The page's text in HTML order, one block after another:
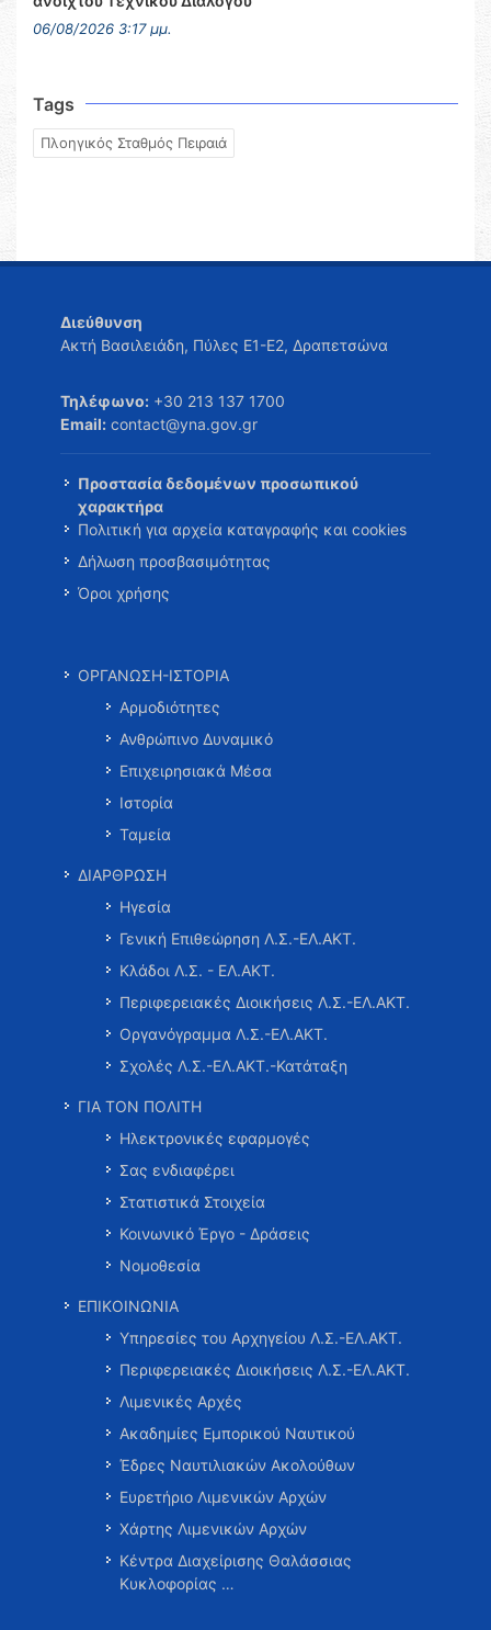
06/08/2026 3:17 μμ.
Tags
Πλοηγικός Σταθμός Πειραιά
Διεύθυνση
Ακτή Βασιλειάδη, Πύλες Ε1-Ε2, Δραπετσώνα
Τηλέφωνο: +30 213 137 1700
Email: contact@yna.gov.gr
Προστασία δεδομένων προσωπικού
χαρακτήρα
Πολιτική για αρχεία καταγραφής και cookies
Δήλωση προσβασιμότητας
Όροι χρήσης
ΟΡΓΑΝΩΣΗ-ΙΣΤΟΡΙΑ
Αρμοδιότητες
Ανθρώπινο Δυναμικό
Επιχειρησιακά Μέσα
Ιστορία
Ταμεία
ΔΙΑΡΘΡΩΣΗ
Ηγεσία
Γενική Επιθεώρηση Λ.Σ.-ΕΛ.ΑΚΤ.
Κλάδοι Λ.Σ. - ΕΛ.ΑΚΤ.
Περιφερειακές Διοικήσεις Λ.Σ.-ΕΛ.ΑΚΤ.
Οργανόγραμμα Λ.Σ.-ΕΛ.ΑΚΤ.
Σχολές Λ.Σ.-ΕΛ.ΑΚΤ.-Κατάταξη
ΓΙΑ ΤΟΝ ΠΟΛΙΤΗ
Ηλεκτρονικές εφαρμογές
Σας ενδιαφέρει
Στατιστικά Στοιχεία
Κοινωνικό Έργο - Δράσεις
Νομοθεσία
ΕΠΙΚΟΙΝΩΝΙΑ
Υπηρεσίες του Αρχηγείου Λ.Σ.-ΕΛ.ΑΚΤ.
Περιφερειακές Διοικήσεις Λ.Σ.-ΕΛ.ΑΚΤ.
Λιμενικές Αρχές
Ακαδημίες Εμπορικού Ναυτικού
Έδρες Ναυτιλιακών Ακολούθων
Ευρετήριο Λιμενικών Αρχών
Χάρτης Λιμενικών Αρχών
Κέντρα Διαχείρισης Θαλάσσιας
Κυκλοφορίας …